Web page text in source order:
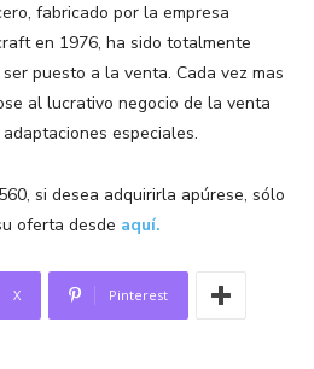
fabricado por la empresa
en 1976, ha sido totalmente
puesto a la venta. Cada vez mas
al lucrativo negocio de la venta
especiales.
si desea adquirirla apúrese, sólo
oferta desde aquí.
X Pinterest